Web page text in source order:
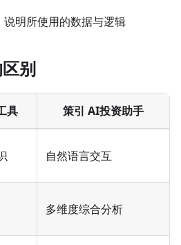
明所使用的数据与逻辑
别
具 策引 AI投资助手
自然语言交互
多维度综合分析